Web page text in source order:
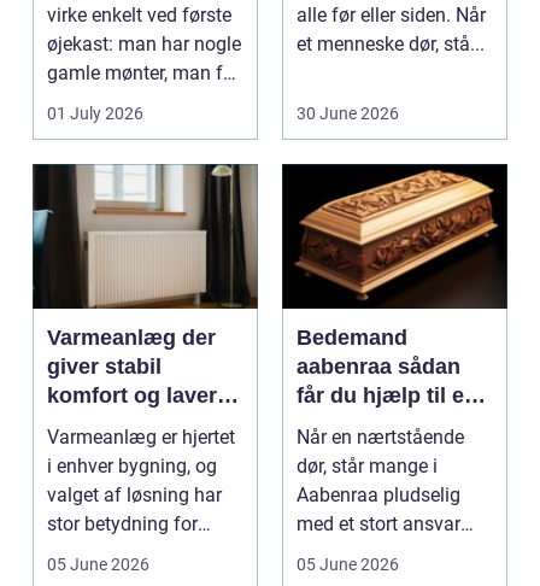
virke enkelt ved første
øjekast: man har nogle
gamle mønter, man får
dem vurderet...
01 July 2026
alle før eller siden. Når
et menneske dør, stå...
30 June 2026
Varmeanlæg der
giver stabil
komfort og lavere
energiregning
Varmeanlæg er hjertet
i enhver bygning, og
valget af løsning har
stor betydning for
b&a...
05 June 2026
Bedemand
aabenraa sådan
får du hjælp til en
værdig afsked
Når en nærtstående
dør, står mange i
Aabenraa pludselig
med et stort ansvar
midt i sorgen.
05 June 2026